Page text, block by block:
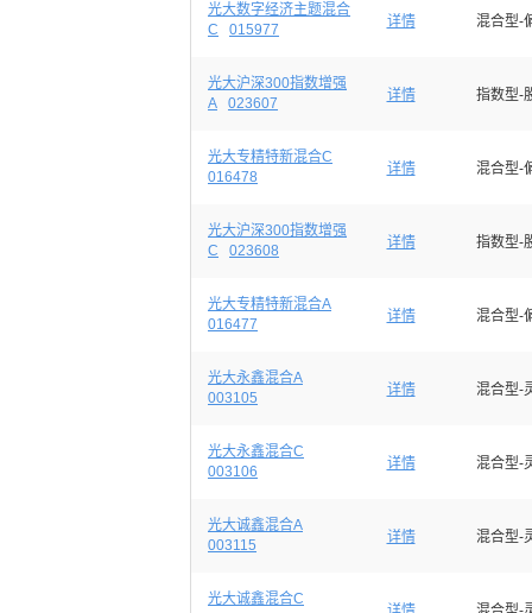
光大数字经济主题混合
C
015977 详情 混合型-
光大沪深300指数增强
A
023607 详情 指数型-
光大专精特新混合C
016478
详情 混合型-
光大沪深300指数增强
C
023608 详情 指数型-
光大专精特新混合A
016477
详情 混合型-
光大永鑫混合A
003105
详情 混合型-
光大永鑫混合C
003106
详情 混合型-
光大诚鑫混合A
003115
详情 混合型-
光大诚鑫混合C